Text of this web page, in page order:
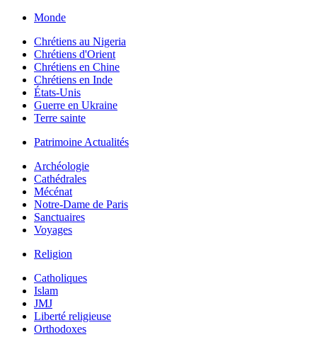
Monde
Chrétiens au Nigeria
Chrétiens d'Orient
Chrétiens en Chine
Chrétiens en Inde
États-Unis
Guerre en Ukraine
Terre sainte
Patrimoine Actualités
Archéologie
Cathédrales
Mécénat
Notre-Dame de Paris
Sanctuaires
Voyages
Religion
Catholiques
Islam
JMJ
Liberté religieuse
Orthodoxes